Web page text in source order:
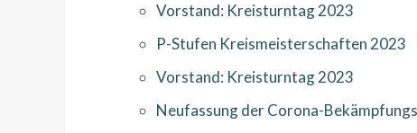
Vorstand: Kreisturntag 2023
P-Stufen Kreismeisterschaften 2023
Vorstand: Kreisturntag 2023
Neufassung der Corona-